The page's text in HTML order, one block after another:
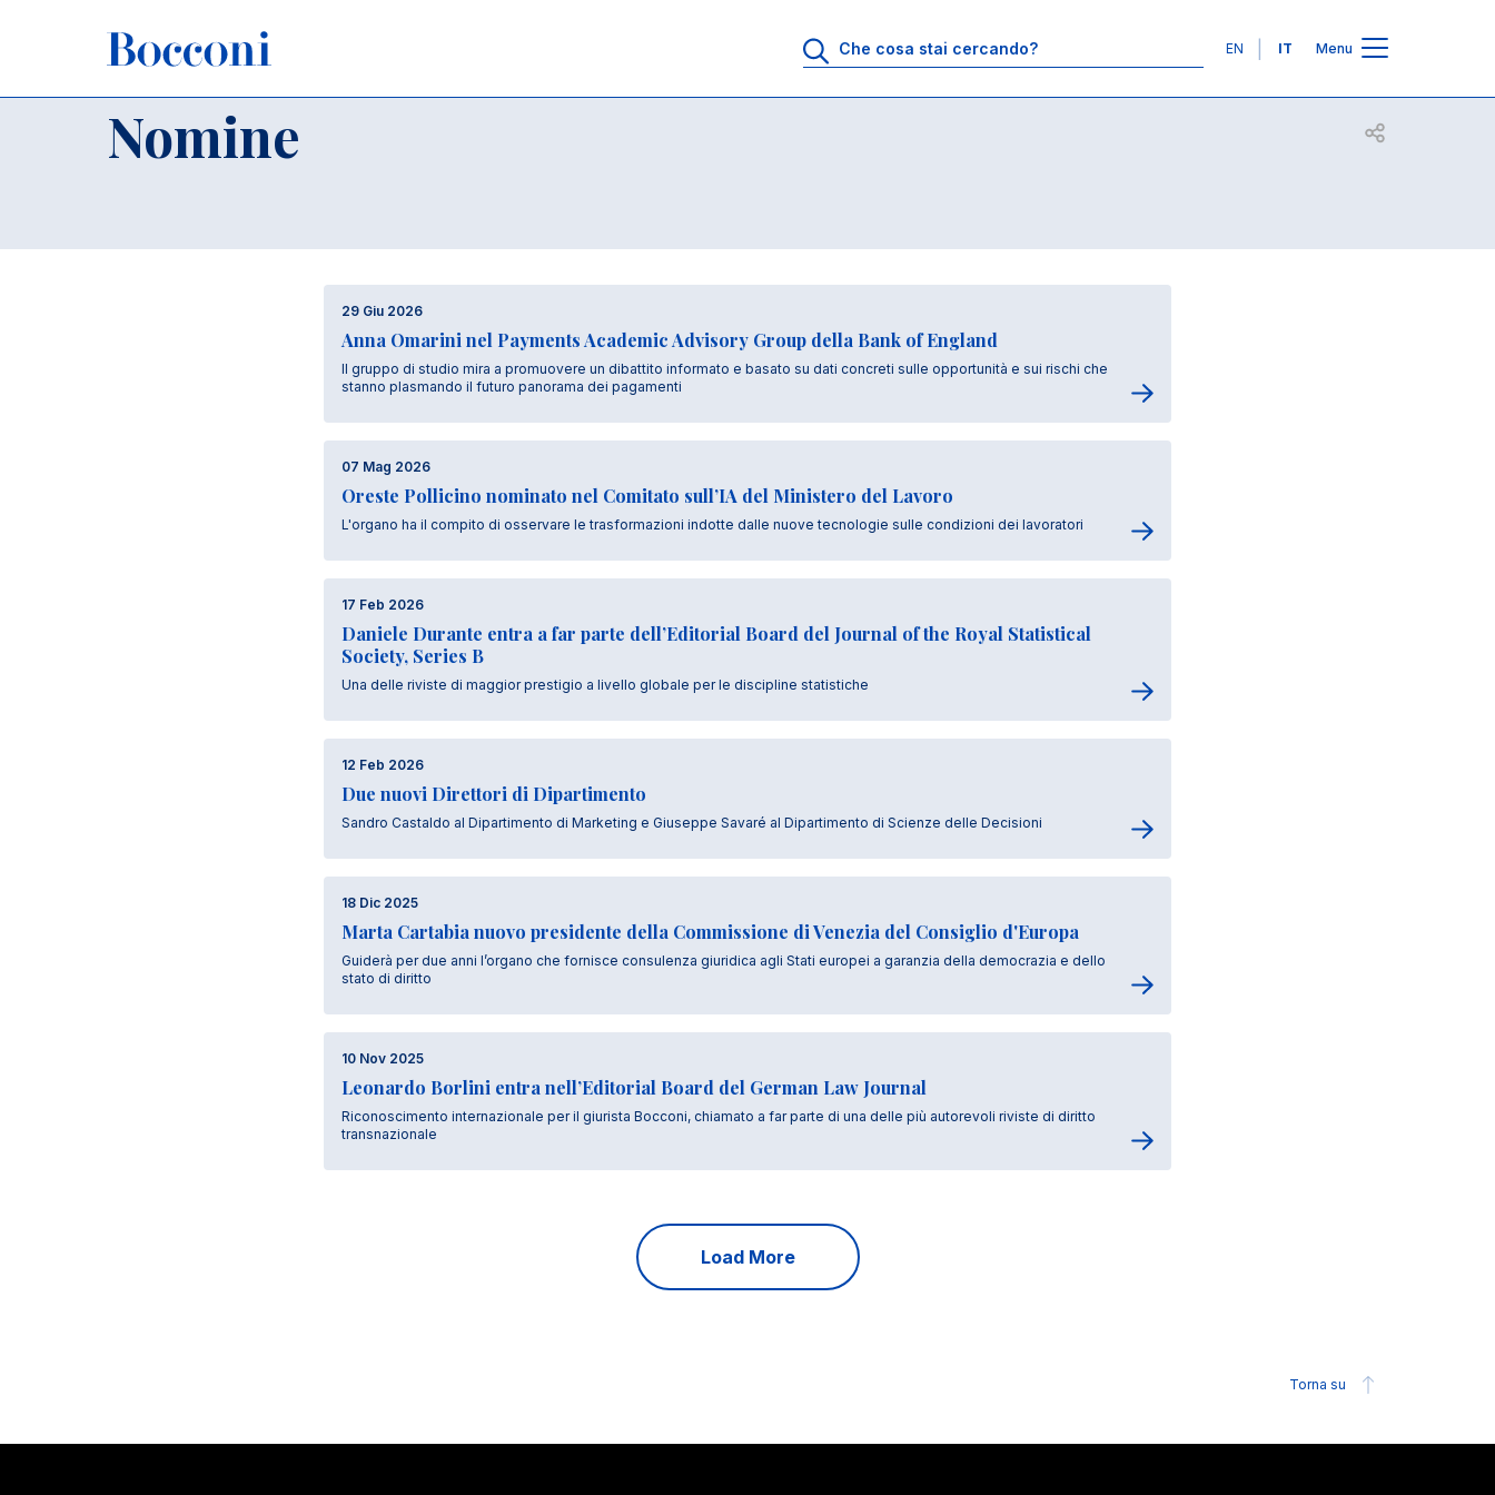
Lingue
EN IT Menu
Nomine Apri per
29 Giu 2026
Anna Omarini nel Payments Academic Advisory Group della Bank of England
Il gruppo di studio mira a promuovere un dibattito informato e basato su dati concreti sulle opportunità e sui rischi che
stanno plasmando il futuro panorama dei pagamenti
07 Mag 2026
Oreste Pollicino nominato nel Comitato sull’IA del Ministero del Lavoro
L'organo ha il compito di osservare le trasformazioni indotte dalle nuove tecnologie sulle condizioni dei lavoratori
17 Feb 2026
Daniele Durante entra a far parte dell’Editorial Board del Journal of the Royal Statistical
Society, Series B
Una delle riviste di maggior prestigio a livello globale per le discipline statistiche
12 Feb 2026
Due nuovi Direttori di Dipartimento
Sandro Castaldo al Dipartimento di Marketing e Giuseppe Savaré al Dipartimento di Scienze delle Decisioni
18 Dic 2025
Marta Cartabia nuovo presidente della Commissione di Venezia del Consiglio d'Europa
Guiderà per due anni l’organo che fornisce consulenza giuridica agli Stati europei a garanzia della democrazia e dello
stato di diritto
10 Nov 2025
Leonardo Borlini entra nell’Editorial Board del German Law Journal
Riconoscimento internazionale per il giurista Bocconi, chiamato a far parte di una delle più autorevoli riviste di diritto
transnazionale
Load More
Torna su